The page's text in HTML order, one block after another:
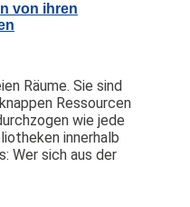
von ihren
Räume. Sie sind
Ressourcen
wie jede
innerhalb
Wer sich aus der